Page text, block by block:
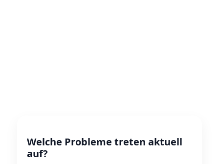
Welche Probleme treten aktuell
auf?